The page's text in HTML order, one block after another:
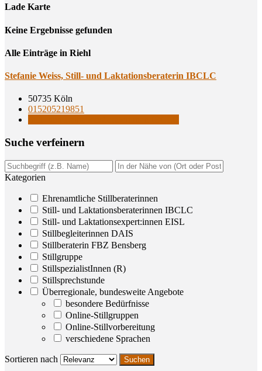
Lade Karte
Кeine Ergebnisse gefunden
Alle Einträge in Riehl
Ste­fa­nie Weiss, Still- und Lak­ta­ti­ons­be­ra­te­rin IBCLC
50735 Köln
015205219851
Suche ver­fei­nern
Kategorien
Ehrenamtliche Stillberaterinnen
Still- und Laktationsberaterinnen IBCLC
Still- und Laktationsexpert:innen EISL
Stillbegleiterinnen DAIS
Stillberaterin FBZ Bensberg
Stillgruppe
StillspezialistInnen (R)
Stillsprechstunde
Überregionale, bundesweite Angebote
besondere Bedürfnisse
Online-Stillgruppen
Online-Stillvorbereitung
verschiedene Sprachen
Sortieren nach